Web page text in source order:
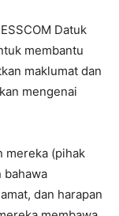
Datuk
membantu
maklumat dan
mengenai
mereka (pihak
bahawa
dan harapan